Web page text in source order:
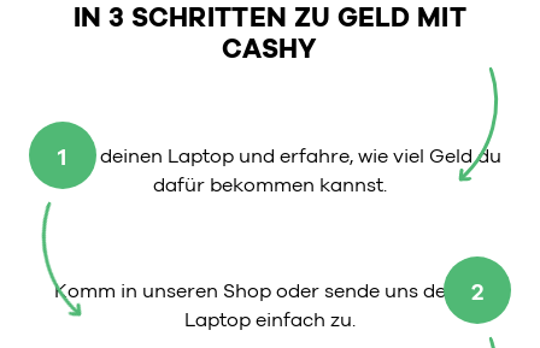
IN 3 SCHRITTEN ZU GELD MIT
CASHY
1
Wähle deinen Laptop und erfahre, wie viel Geld du
dafür bekommen kannst.
2
Komm in unseren Shop oder sende uns deinen
Laptop einfach zu.